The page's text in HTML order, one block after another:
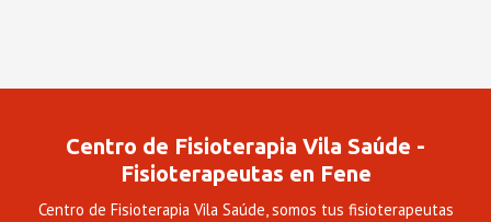
Centro de Fisioterapia Vila Saúde -
Fisioterapeutas en Fene
Centro de Fisioterapia Vila Saúde, somos tus fisioterapeutas